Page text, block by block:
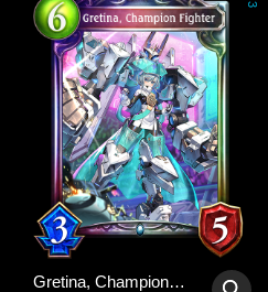
3
Gretina, Champion Fighter